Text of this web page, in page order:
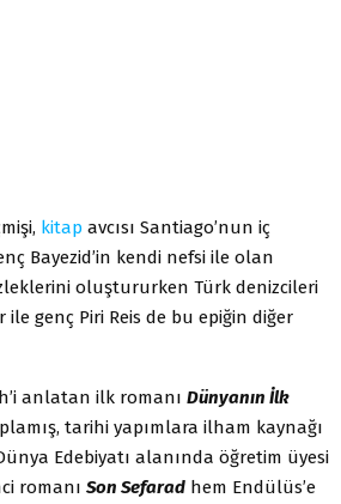
kitap avcısı Santiago’nun iç
Bayezid’in kendi nefsi ile olan
oluştururken Türk denizcileri
ile genç Piri Reis de bu epiğin diğer
anlatan ilk romanı Dünyanın İlk
tarihi yapımlara ilham kaynağı
Edebiyatı alanında öğretim üyesi
romanı Son Sefarad hem Endülüs’e